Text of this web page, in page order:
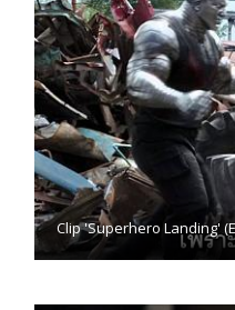
Clip 'Superhero Landing'